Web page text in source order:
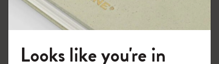
Looks like you're in